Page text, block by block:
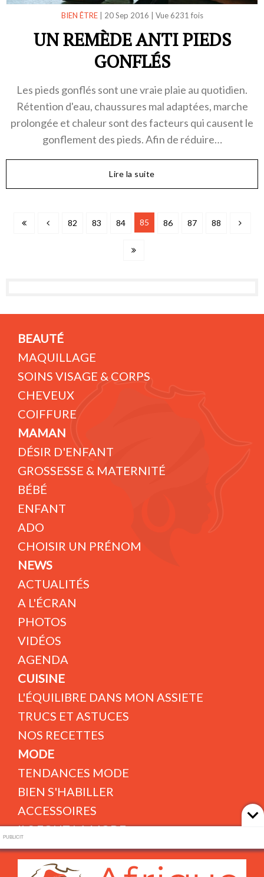
BIEN ÊTRE| 20 Sep 2016 Vue 6231 fois
UN REMÈDE ANTI PIEDS
GONFLÉS
Les pieds gonflés sont une vraie plaie au quotidien.
Rétention d'eau, chaussures mal adaptées, marche
prolongée et chaleur sont des facteurs qui causent le
gonflement des pieds. Afin de réduire…
Lire la suite
82 83 84 85 86 87 88
BEAUTÉ
MAQUILLAGE
SOINS VISAGE & CORPS
CHEVEUX
COIFFURE
MAMAN
DÉSIR D'ENFANT
GROSSESSE & MATERNITÉ
BÉBÉ
ENFANT
ADO
CHOISIR UN PRÉNOM
NEWS
ACTUALITÉS
A L'ÉCRAN
PHOTOS
VIDÉOS
AGENDA
CUISINE
L'ÉQUILIBRE DANS MON ASSIETE
TRUCS ET ASTUCES
NOS RECETTES
MODE
TENDANCES MODE
BIEN S'HABILLER
ACCESSOIRES
ILS FONT LA MODE
PUBLICIT